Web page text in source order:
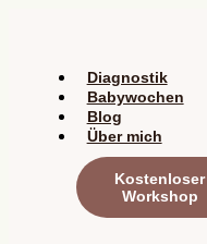
Diagnostik
Babywochen
Blog
Über mich
Kostenloser
Workshop